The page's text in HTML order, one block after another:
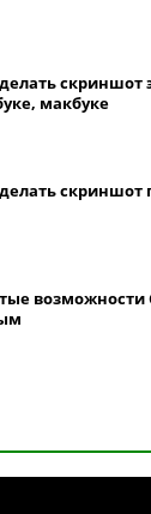
скриншот
макбуке
скриншот
возможности